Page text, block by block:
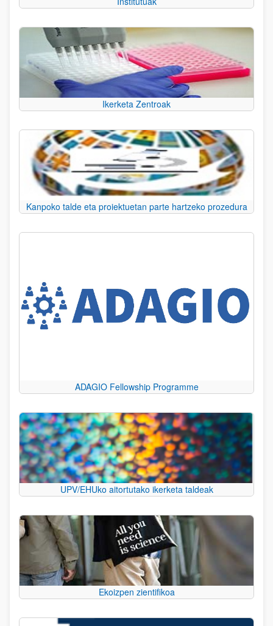
Ikerketa Zentroak
Kanpoko talde eta proiektuetan parte hartzeko prozedura
ADAGIO Fellowship Programme
UPV/EHUko aitortutako ikerketa taldeak
Ekoizpen zientifikoa